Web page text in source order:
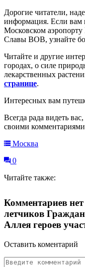
Дорогие читатели,
информация. Если вам
Московском
Славы ВОВ, узнайте
Читайте и другие
городах, о силе
лекарственных
странице.
Интересных вам
Всегда рада видеть
своими
Москва
0
Читайте также:
Комментариев
летчиков
Аллея героев
Оставить коментарий